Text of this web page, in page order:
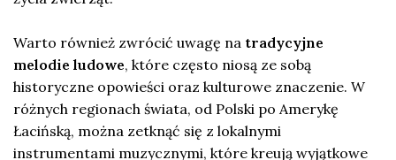
Warto również zwrócić uwagę na tradycyjne
melodie ludowe, które często niosą ze sobą
historyczne opowieści oraz kulturowe znaczenie. W
różnych regionach świata, od Polski po Amerykę
Łacińską, można zetknąć się z lokalnymi
instrumentami muzycznymi, które kreują wyjątkowe